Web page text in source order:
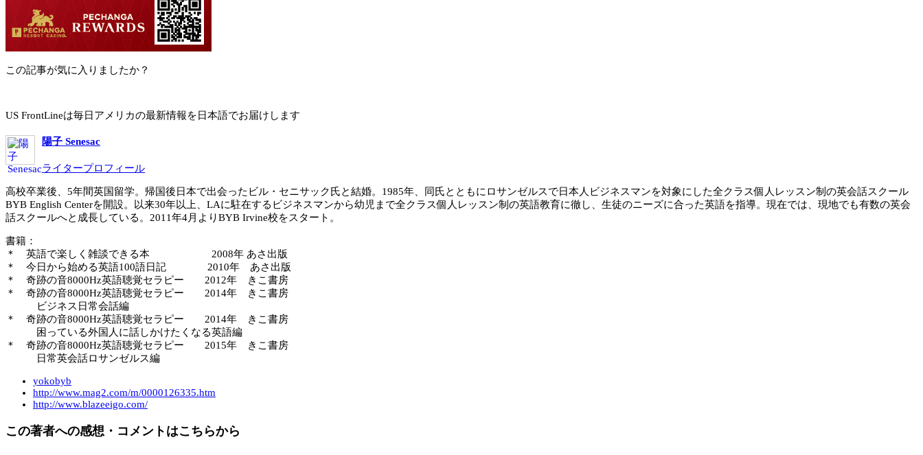
この記事が気に入りましたか？
US FrontLineは毎日アメリカの最新情報を日本語でお届けします
陽子 Senesac
ライタープロフィール
高校卒業後、5年間英国留学。帰国後日本で出会ったビル・セニサック氏と結婚。1985年、同氏とともにロサンゼルスで日本人ビジネスマンを対象にした全クラス個人レッスン制の英会話スクール
BYB English Centerを開設。以来30年以上、LAに駐在するビジネスマンから幼児まで全クラス個人レッスン制の英語教育に徹し、生徒のニーズに合った英語を指導。現在では、現地でも有数の英会
話スクールへと成長している。2011年4月よりBYB Irvine校をスタート。
書籍：
＊ 英語で楽しく雑談できる本 2008年 あさ出版
＊ 今日から始める英語100語日記 2010年 あさ出版
＊ 奇跡の音8000Hz英語聴覚セラピー 2012年 きこ書房
＊ 奇跡の音8000Hz英語聴覚セラピー 2014年 きこ書房
ビジネス日常会話編
＊ 奇跡の音8000Hz英語聴覚セラピー 2014年 きこ書房
困っている外国人に話しかけたくなる英語編
＊ 奇跡の音8000Hz英語聴覚セラピー 2015年 きこ書房
日常英会話ロサンゼルス編
yokobyb
http://www.mag2.com/m/0000126335.htm
http://www.blazeeigo.com/
この著者への感想・コメントはこちらから